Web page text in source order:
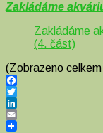
Zakládáme
Zakládáme
(4. část)
(Zobrazeno
Facebook
Twitter
LinkedIn
Email